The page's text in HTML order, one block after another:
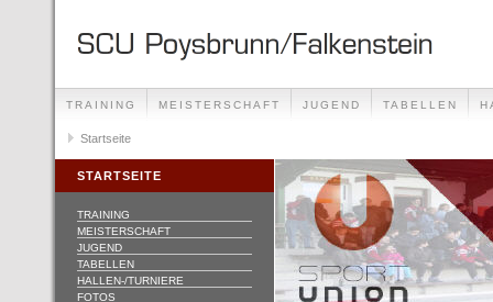
TRAINING MEISTERSCHAFT JUGEND TABELLEN
BERGGERICHTSLAUF
Startseite
STARTSEITE
TRAINING
MEISTERSCHAFT
JUGEND
TABELLEN
HALLEN-/TURNIERE
FOTOS